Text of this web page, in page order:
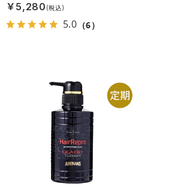
￥5,280
5.0 （6）